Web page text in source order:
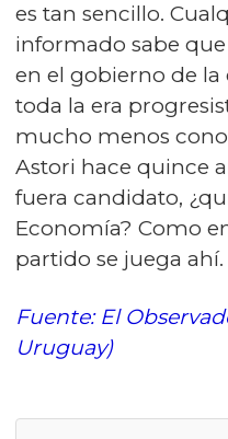
es tan sencillo.
informado sabe
en el gobierno de
toda la era
mucho menos
Astori hace quince
fuera candidato,
Economía? Como
partido se juega ahí.
Fuente: El
Uruguay)